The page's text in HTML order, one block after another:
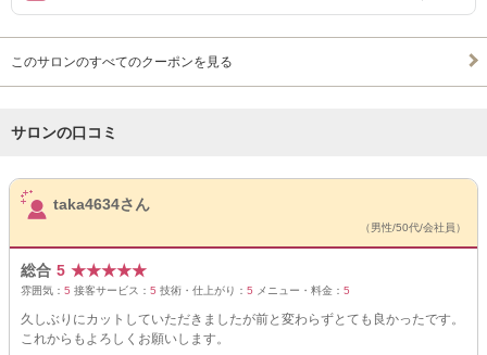
このサロンのすべてのクーポンを見る
サロンの口コミ
サロンPick Up
taka4634さん
（男性/50代/会社員）
総合 5 ★★★★★
雰囲気： 5 接客サービス： 5 技術・仕上がり： 5 メニュー・料金： 5
久しぶりにカットしていただきましたが前と変わらずとても良かったです。
これからもよろしくお願いします。